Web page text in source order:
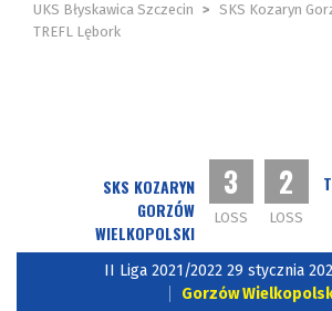
UKS Błyskawica Szczecin >
SKS Kozaryn
TREFL Lębork
SKS KOZARYN
GORZÓW
WIELKOPOLSKI
3
LOSS
2
LOSS
II Liga 2021/2022 29 stycznia
Gorzów